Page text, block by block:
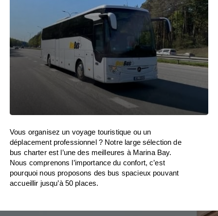
Vous organisez un voyage touristique ou un
déplacement professionnel ? Notre large sélection de
bus charter est l’une des meilleures à Marina Bay.
Nous comprenons l’importance du confort, c’est
pourquoi nous proposons des bus spacieux pouvant
accueillir jusqu’à 50 places.